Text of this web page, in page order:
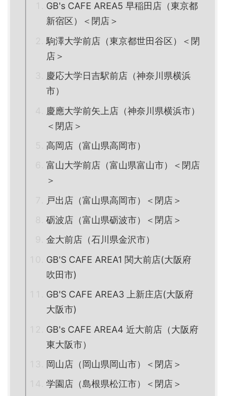
GB's CAFE AREA5 早稲田店（東京都
新宿区）＜閉店＞
駒澤大学前店（東京都世田谷区）＜閉
店＞
慶応大学日吉駅前店（神奈川県横浜
市）
慶應大学前矢上店（神奈川県横浜市）
＜閉店＞
高岡店（富山県高岡市）
富山大学前店（富山県富山市）＜閉店
＞
戸出店（富山県高岡市）＜閉店＞
砺波店（富山県砺波市）＜閉店＞
金大前店（石川県金沢市）
GB'S CAFE AREA1 関大前店(大阪府
吹田市)
GB'S CAFE AREA3 上新庄店(大阪府
大阪市)
GB's CAFE AREA4 近大前店（大阪府
東大阪市）
岡山店（岡山県岡山市）＜閉店＞
学園店（島根県松江市）＜閉店＞